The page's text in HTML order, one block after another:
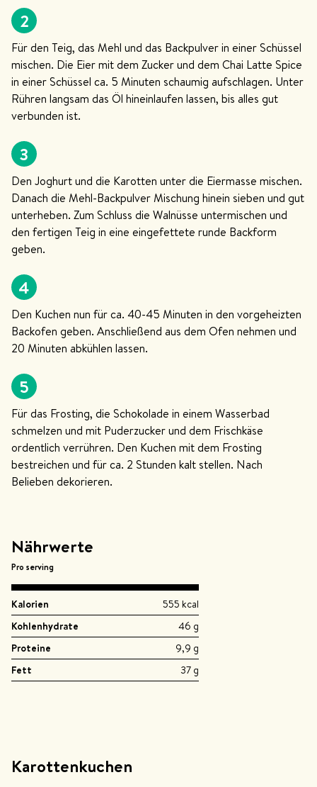
2
Für den Teig, das Mehl und das Backpulver in einer Schüssel
mischen. Die Eier mit dem Zucker und dem Chai Latte Spice
in einer Schüssel ca. 5 Minuten schaumig aufschlagen. Unter
Rühren langsam das Öl hineinlaufen lassen, bis alles gut
verbunden ist.
3
Den Joghurt und die Karotten unter die Eiermasse mischen.
Danach die Mehl-Backpulver Mischung hinein sieben und gut
unterheben. Zum Schluss die Walnüsse untermischen und
den fertigen Teig in eine eingefettete runde Backform
geben.
4
Den Kuchen nun für ca. 40-45 Minuten in den vorgeheizten
Backofen geben. Anschließend aus dem Ofen nehmen und
20 Minuten abkühlen lassen.
5
Für das Frosting, die Schokolade in einem Wasserbad
schmelzen und mit Puderzucker und dem Frischkäse
ordentlich verrühren. Den Kuchen mit dem Frosting
bestreichen und für ca. 2 Stunden kalt stellen. Nach
Belieben dekorieren.
Nährwerte
Pro serving
Kalorien
555 kcal
Kohlenhydrate
46 g
Proteine
9,9 g
Fett
37 g
Karottenkuchen